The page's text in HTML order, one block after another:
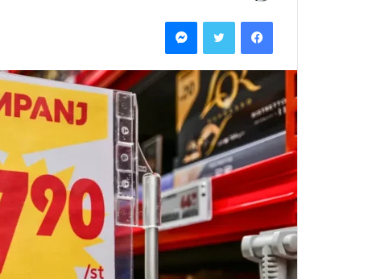
إلكترونيا
فيسبوكتويتر ماسنجر